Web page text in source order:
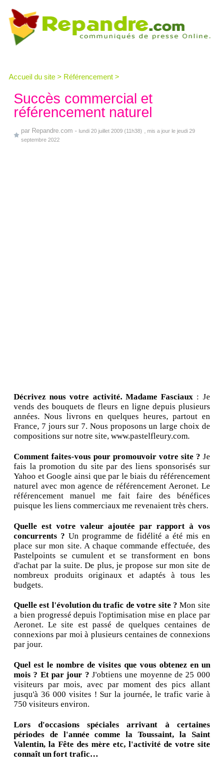
Accueil du site > Référencement >
Succès commercial et
référencement naturel
par Repandre.com - lundi 20 juillet 2009 (11h38)
, mis a jour le jeudi 29
septembre 2022
Décrivez nous votre activité. Madame Fasciaux : Je
vends des bouquets de fleurs en ligne depuis plusieurs
années. Nous livrons en quelques heures, partout en
France, 7 jours sur 7. Nous proposons un large choix de
compositions sur notre site, www.pastelfleury.com.
Comment faites-vous pour promouvoir votre site ? Je
fais la promotion du site par des liens sponsorisés sur
Yahoo et Google ainsi que par le biais du référencement
naturel avec mon agence de référencement Aeronet. Le
référencement manuel me fait faire des bénéfices
puisque les liens commerciaux me revenaient très chers.
Quelle est votre valeur ajoutée par rapport à vos
concurrents ? Un programme de fidélité a été mis en
place sur mon site. A chaque commande effectuée, des
Pastelpoints se cumulent et se transforment en bons
d'achat par la suite. De plus, je propose sur mon site de
nombreux produits originaux et adaptés à tous les
budgets.
Quelle est l'évolution du trafic de votre site ? Mon site
a bien progressé depuis l'optimisation mise en place par
Aeronet. Le site est passé de quelques centaines de
connexions par moi à plusieurs centaines de connexions
par jour.
Quel est le nombre de visites que vous obtenez en un
mois ? Et par jour ? J'obtiens une moyenne de 25 000
visiteurs par mois, avec par moment des pics allant
jusqu'à 36 000 visites ! Sur la journée, le trafic varie à
750 visiteurs environ.
Lors d'occasions spéciales arrivant à certaines
périodes de l'année comme la Toussaint, la Saint
Valentin, la Fête des mère etc, l'activité de votre site
connaît un fort trafic…